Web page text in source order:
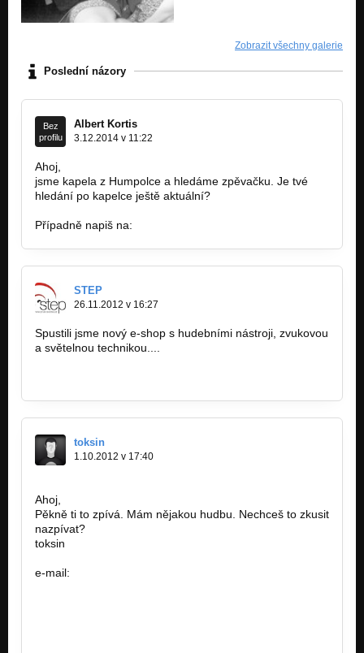
Zobrazit všechny galerie
Poslední názory
Bez
profilu
Albert Kortis
3.12.2014 v 11:22
Ahoj,
jsme kapela z Humpolce a hledáme zpěvačku. Je tvé
hledání po kapelce ještě aktuální?
Případně napiš na:
STEP
26.11.2012 v 16:27
Spustili jsme nový e-shop s hudebními nástroji, zvukovou
a světelnou technikou....
toksin
1.10.2012 v 17:40
Ahoj,
Pěkně ti to zpívá. Mám nějakou hudbu. Nechceš to zkusit
nazpívat?
toksin
e-mail: